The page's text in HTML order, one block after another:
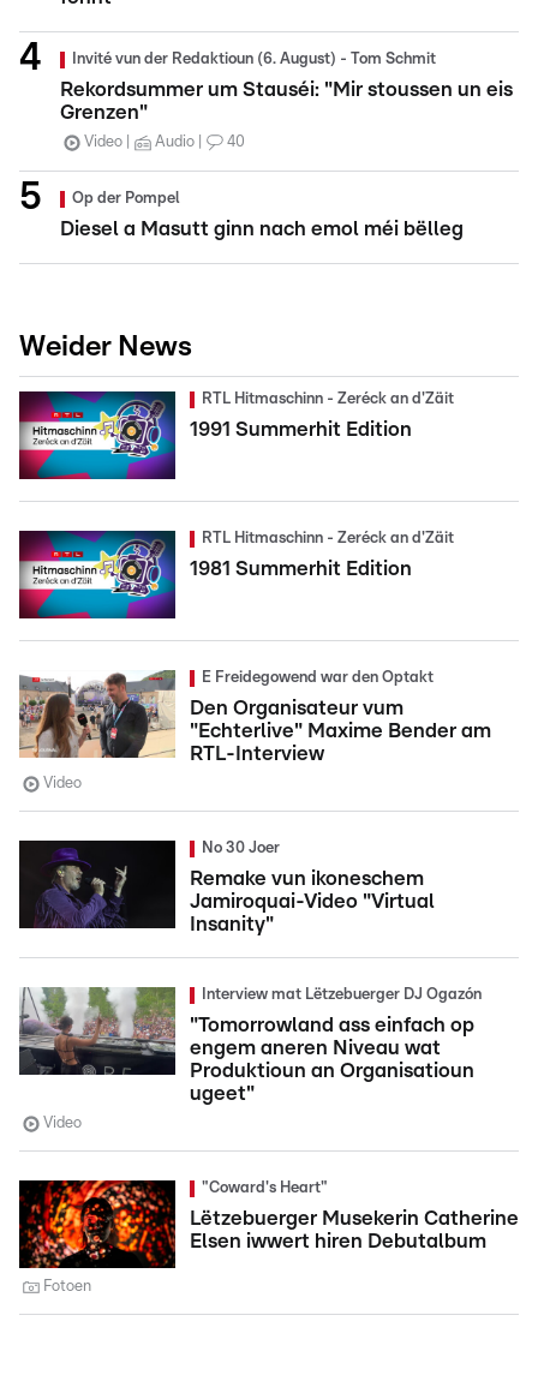
Invité vun der Redaktioun (6. August) - Tom Schmit
Rekordsummer um Stauséi: "Mir stoussen un eis
Grenzen"
Video Audio 40
Op der Pompel
Diesel a Masutt ginn nach emol méi bëlleg
Weider News
RTL Hitmaschinn - Zeréck an d'Zäit
1991 Summerhit Edition
RTL Hitmaschinn - Zeréck an d'Zäit
1981 Summerhit Edition
E Freidegowend war den Optakt
Den Organisateur vum
"Echterlive" Maxime Bender am
RTL-Interview
Video
No 30 Joer
Remake vun ikoneschem
Jamiroquai-Video "Virtual
Insanity"
Interview mat Lëtzebuerger DJ Ogazón
"Tomorrowland ass einfach op
engem aneren Niveau wat
Produktioun an Organisatioun
ugeet"
Video
"Coward's Heart"
Lëtzebuerger Musekerin Catherine
Elsen iwwert hiren Debutalbum
Fotoen